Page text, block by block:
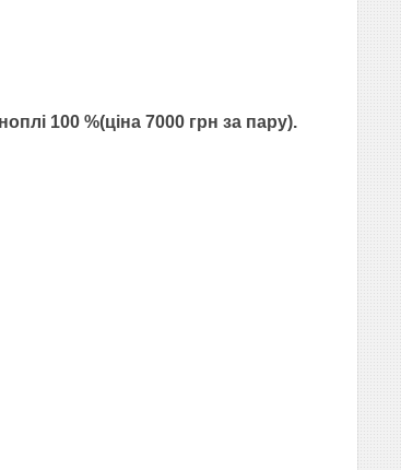
100 %(ціна 7000 грн за пару).